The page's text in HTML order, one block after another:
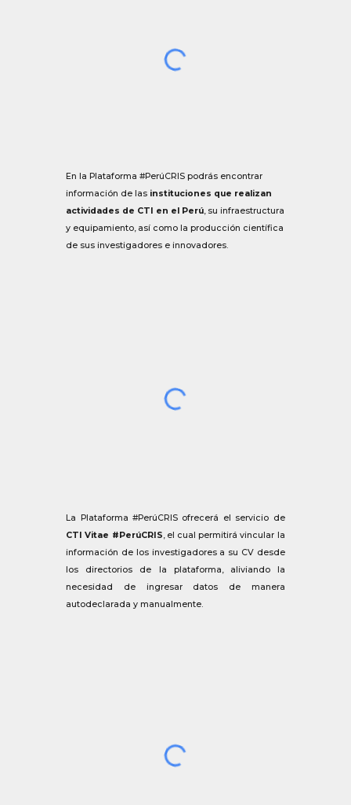
En la Plataforma #PerúCRIS podrás encontrar
información de las instituciones que realizan
actividades de CTI en el Perú, su infraestructura
y equipamiento, así como la producción científica
de sus investigadores e innovadores.
La Plataforma #PerúCRIS ofrecerá el servicio de
CTI Vitae #PerúCRIS, el cual permitirá vincular la
información de los investigadores a su CV desde
los directorios de la plataforma, aliviando la
necesidad de ingresar datos de manera
autodeclarada y manualmente.